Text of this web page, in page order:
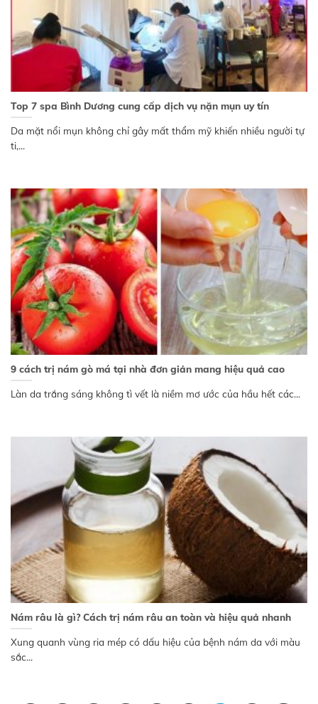
Top 7 spa Bình Dương cung cấp dịch vụ nặn mụn uy tín
Da mặt nổi mụn không chỉ gây mất thẩm mỹ khiến nhiều người tự
ti,...
9 cách trị nám gò má tại nhà đơn giản mang hiệu quả cao
Làn da trắng sáng không tì vết là niềm mơ ước của hầu hết các...
Nám râu là gì? Cách trị nám râu an toàn và hiệu quả nhanh
Xung quanh vùng ria mép có dấu hiệu của bệnh nám da với màu
sắc...